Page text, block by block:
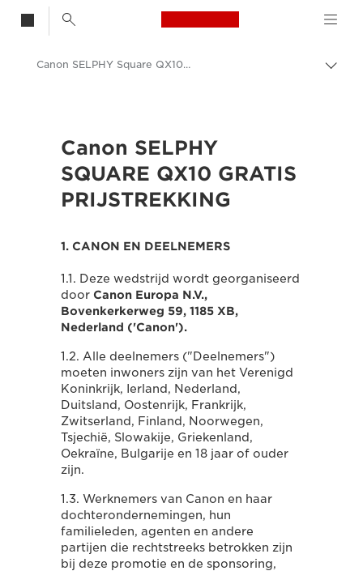
Canon Logo, back
Canon SELPHY Square QX10 Prize Draw Terms and Conditions
Canon SELPHY
SQUARE QX10 GRATIS
PRIJSTREKKING
1. CANON EN DEELNEMERS
1.1. Deze wedstrijd wordt georganiseerd
door Canon Europa N.V.,
Bovenkerkerweg 59, 1185 XB,
Nederland ('Canon').
1.2. Alle deelnemers ("Deelnemers")
moeten inwoners zijn van het Verenigd
Koninkrijk, Ierland, Nederland,
Duitsland, Oostenrijk, Frankrijk,
Zwitserland, Finland, Noorwegen,
Tsjechië, Slowakije, Griekenland,
Oekraïne, Bulgarije en 18 jaar of ouder
zijn.
1.3. Werknemers van Canon en haar
dochterondernemingen, hun
familieleden, agenten en andere
partijen die rechtstreeks betrokken zijn
bij deze promotie en de sponsoring,